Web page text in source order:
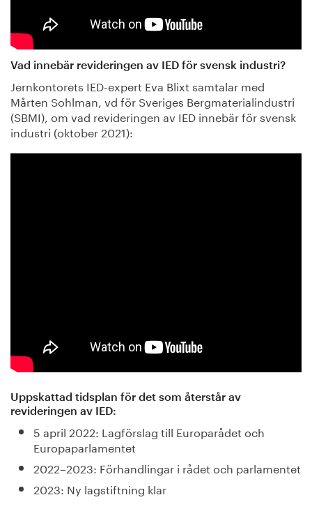
Vad innebär revideringen av IED för svensk industri?
Jernkontorets IED-expert Eva Blixt samtalar med
Mårten Sohlman, vd för Sveriges Bergmaterialindustri
(SBMI), om vad revideringen av IED innebär för svensk
industri (oktober 2021):
Uppskattad tidsplan för det som återstår av
revideringen av IED:
5 april 2022: Lagförslag till Europarådet och
Europaparlamentet
2022–2023: Förhandlingar i rådet och parlamentet
2023: Ny lagstiftning klar